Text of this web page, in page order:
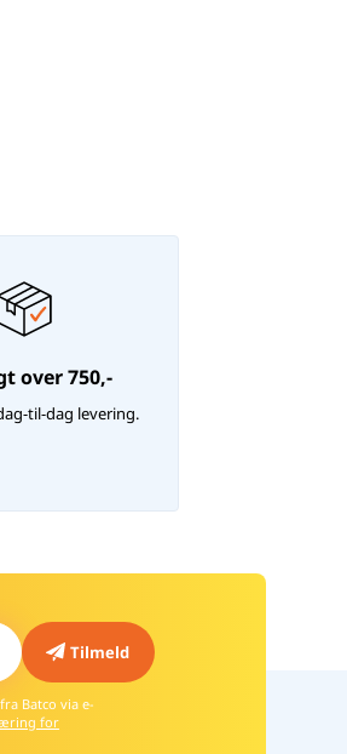
over 750,-
til-dag levering.
Batco via e-
for